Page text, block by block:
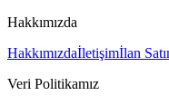
Hakkımızda
Hakkımızdaİletişimİlan
Veri Politikamız